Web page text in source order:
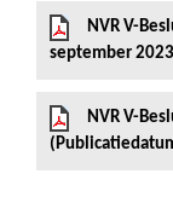
NVR V-
september
NVR V-